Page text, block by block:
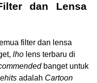
dan Lensa
filter dan lensa
lho lens terbaru di
banget untuk
adalah Cartoon